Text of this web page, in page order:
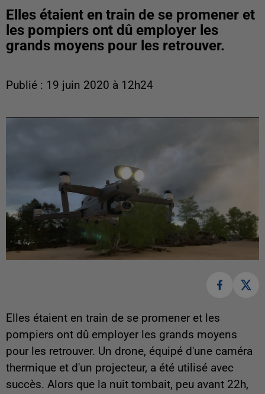
Elles étaient en train de se promener et
les pompiers ont dû employer les
grands moyens pour les retrouver.
Publié : 19 juin 2020 à 12h24
Elles étaient en train de se promener et les
pompiers ont dû employer les grands moyens
pour les retrouver. Un drone, équipé d'une caméra
thermique et d'un projecteur, a été utilisé avec
succès. Alors que la nuit tombait, peu avant 22h,